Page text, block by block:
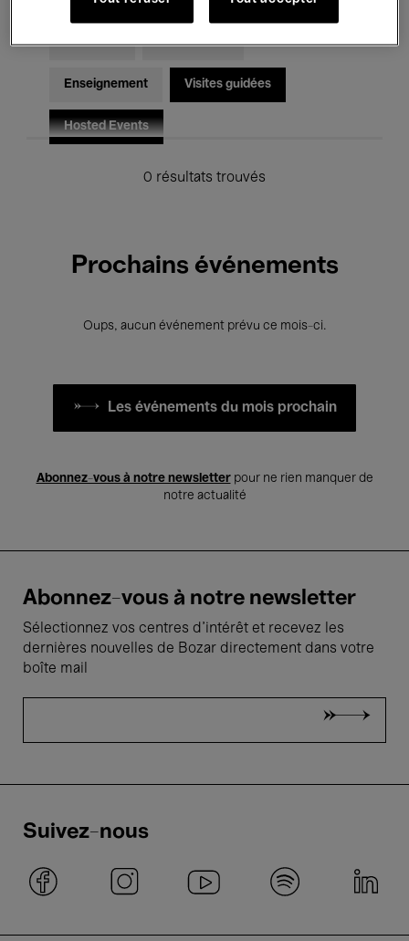
Pour tous Kids’ Palace
Enseignement Visites guidées
Hosted Events
0 résultats trouvés
Prochains événements
Oups, aucun événement prévu ce mois-ci.
Les événements du mois prochain
Abonnez-vous à notre newsletterpour ne rien manquer de
notre actualité
Abonnez-vous à notre newsletter
Sélectionnez vos centres d'intérêt et recevez les
dernières nouvelles de Bozar directement dans votre
boîte mail
Suivez-nous